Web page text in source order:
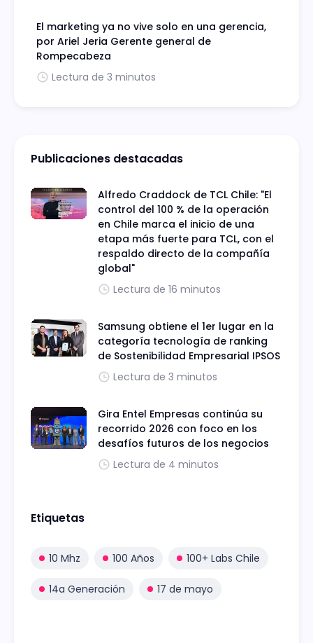
El marketing ya no vive solo en una gerencia,
por Ariel Jeria Gerente general de
Rompecabeza
Lectura de 3 minutos
Publicaciones destacadas
Alfredo Craddock de TCL Chile: "El
control del 100 % de la operación
en Chile marca el inicio de una
etapa más fuerte para TCL, con el
respaldo directo de la compañía
global"
Lectura de 16 minutos
Samsung obtiene el 1er lugar en la
categoría tecnología de ranking
de Sostenibilidad Empresarial IPSOS
Lectura de 3 minutos
Gira Entel Empresas continúa su
recorrido 2026 con foco en los
desafíos futuros de los negocios
Lectura de 4 minutos
Etiquetas
10 Mhz 100 Años 100+ Labs Chile
14a Generación 17 de mayo